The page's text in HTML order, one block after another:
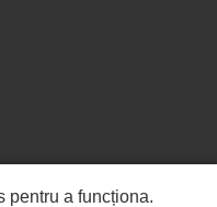
pentru a funcționa.